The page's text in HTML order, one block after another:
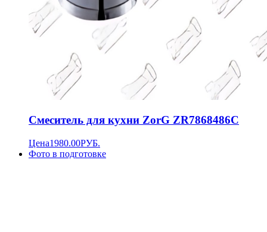
Смеситель для кухни ZorG ZR7868486C
Цена1980.00РУБ.
Фото в подготовке